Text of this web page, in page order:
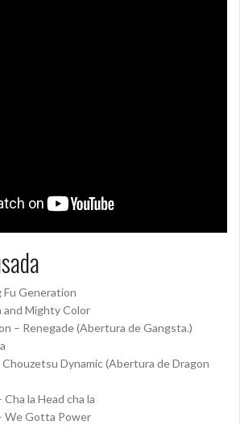
Fu Generation
and Mighty Color
– Renegade (Abertura de Gangsta.)
Dynamic (Abertura de Dragon
la Head cha la
We Gotta Power